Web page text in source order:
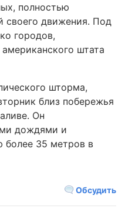
полностью
своего движения. Под
городов,
штата
шторма,
близ побережья
Он
дождями и
более 35 метров в
Обсудить